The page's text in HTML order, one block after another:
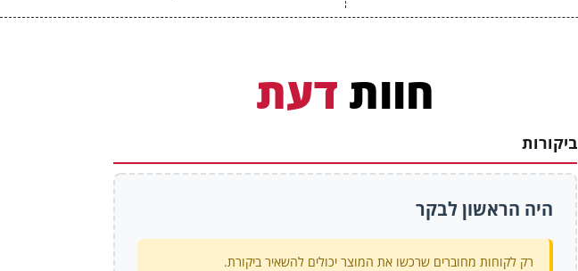
חוות דעת
ביקורות
היה הראשון לבקר
רק לקוחות מחוברים שרכשו את המוצר יכולים להשאיר ביקורת.